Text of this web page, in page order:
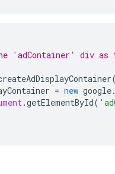
'adContainer' div as
= new google.
.getElementById(